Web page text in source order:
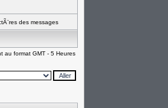
des messages
au format GMT - 5 Heures